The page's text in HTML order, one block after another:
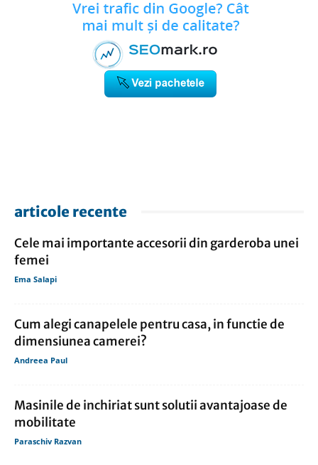
articole recente
Cele mai importante accesorii din garderoba unei
femei
Ema Salapi
Cum alegi canapelele pentru casa, in functie de
dimensiunea camerei?
Andreea Paul
Masinile de inchiriat sunt solutii avantajoase de
mobilitate
Paraschiv Razvan